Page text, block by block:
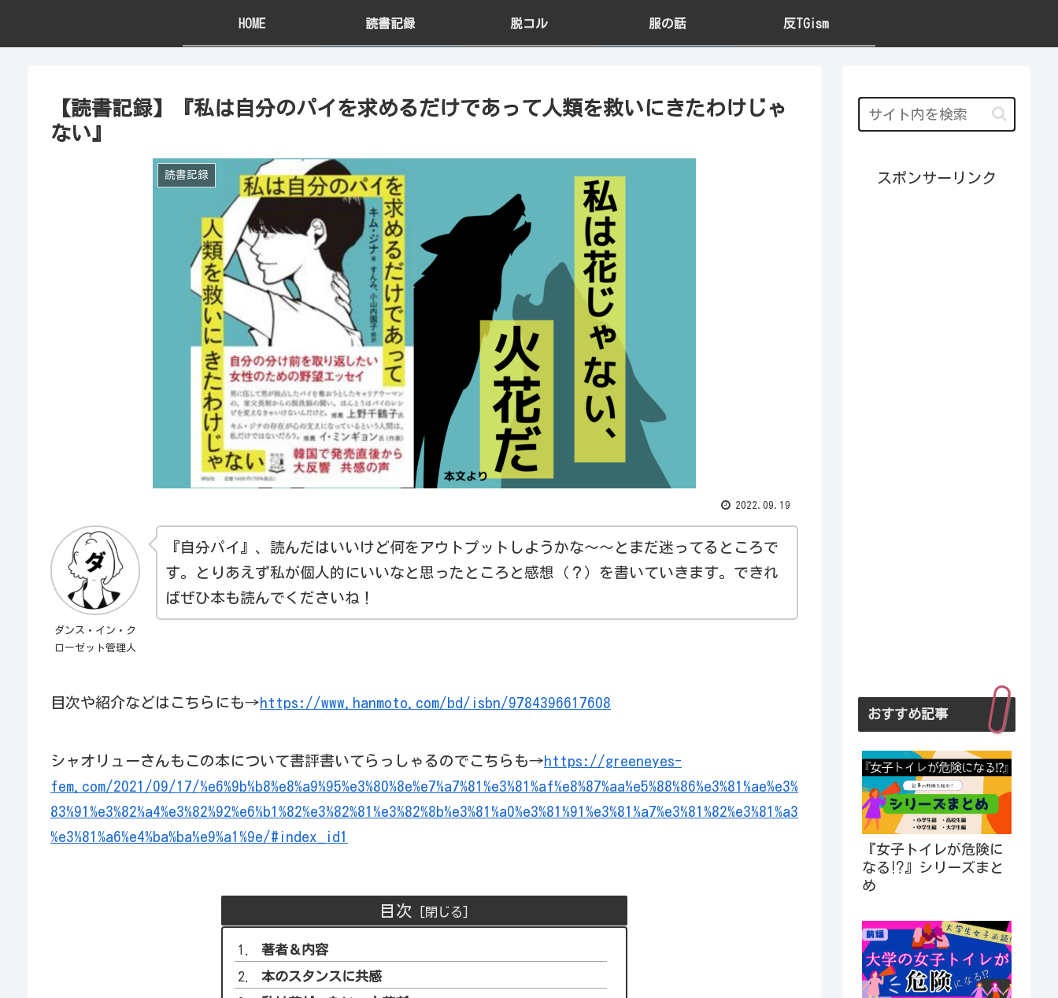
HOME 読書記録 脱コル 服の話 反TGism
【読書記録】『私は自分のパイを求めるだけであって人類を救いにきたわけじゃ
ない』
読書記録
2022.09.19
ダンス・イン・ク
ローゼット管理人
『自分パイ』、読んだはいいけど何をアウトプットしようかな～～とまだ迷ってるところで
す。とりあえず私が個人的にいいなと思ったところと感想（？）を書いていきます。できれ
ばぜひ本も読んでくださいね！
目次や紹介などはこちらにも→https://www.hanmoto.com/bd/isbn/9784396617608
シャオリューさんもこの本について書評書いてらっしゃるのでこちらも→https://greeneyes-
fem.com/2021/09/17/%e6%9b%b8%e8%a9%95%e3%80%8e%e7%a7%81%e3%81%af%e8%87%aa%e5%88%86%e3%81%ae%e3%
83%91%e3%82%a4%e3%82%92%e6%b1%82%e3%82%81%e3%82%8b%e3%81%a0%e3%81%91%e3%81%a7%e3%81%82%e3%81%a3
%e3%81%a6%e4%ba%ba%e9%a1%9e/#index_id1
目次
著者＆内容
本のスタンスに共感
スポンサーリンク
おすすめ記事
『女子トイレが危険に
なる⁉︎』シリーズまと
め